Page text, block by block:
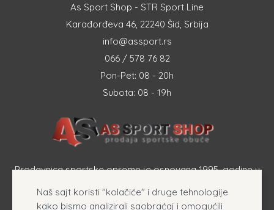
As Sport Shop - STR Sport Line
Karađorđeva 46, 22240 Šid, Srbija
info@assport.rs
066 / 578 76 82
Pon-Pet: 08 - 20h
Subota: 08 - 19h
Prodavnica sportske opreme je osnovana 1995. godine u
opreme, originalnih patika i sportske odeće online.
Naš sajt koristi "kolačiće" i druge tehnologije
kako bismo analizirali saobraćaj i omogućili